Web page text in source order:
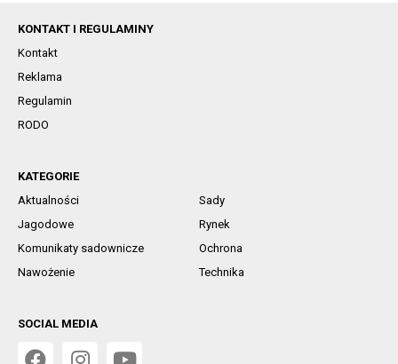
KONTAKT I REGULAMINY
Kontakt
Reklama
Regulamin
RODO
KATEGORIE
Aktualności
Sady
Jagodowe
Rynek
Komunikaty sadownicze
Ochrona
Nawożenie
Technika
SOCIAL MEDIA